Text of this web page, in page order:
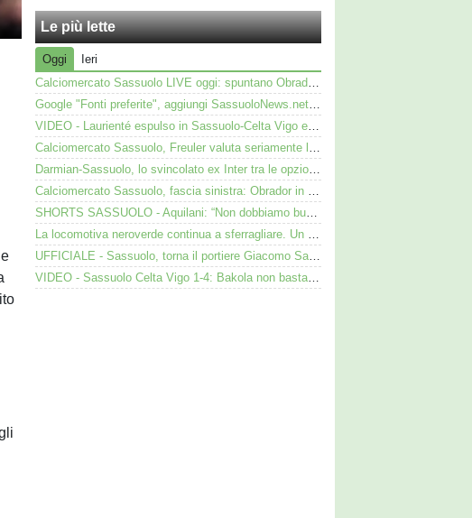
Le più lette
Oggi
Ieri
Calciomercato Sassuolo LIVE oggi: spuntano Obrador, Valeri e Darmian per la difesa
Google "Fonti preferite", aggiungi SassuoloNews.net e personalizza le tue notizie
VIDEO - Laurienté espulso in Sassuolo-Celta Vigo e rissa: cosa è successo
Calciomercato Sassuolo, Freuler valuta seriamente la proposta neroverde
Darmian-Sassuolo, lo svincolato ex Inter tra le opzioni ma c'è il solito Cagliari
Calciomercato Sassuolo, fascia sinistra: Obrador in pole, Valeri l’alternativa
SHORTS SASSUOLO - Aquilani: “Non dobbiamo buttare tutto in vacca”
La locomotiva neroverde continua a sferragliare. Un aspetto preoccupa Aquilani dopo il Celta
UFFICIALE - Sassuolo, torna il portiere Giacomo Satalino: i dettagli
VIDEO - Sassuolo Celta Vigo 1-4: Bakola non basta. Espulso Laurienté